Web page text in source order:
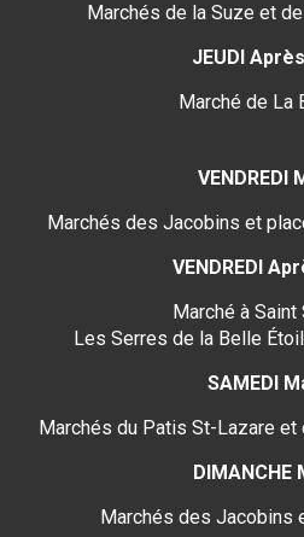
Marchés de la Suze et
JEUDI
Marché de La
VENDREDI
Marchés des Jacobins et
VENDREDI
Marché à Saint
Les Serres de la Belle
SAMEDI
Marchés du Patis St-Lazare et
DIMANCHE
Marchés des Jacobins